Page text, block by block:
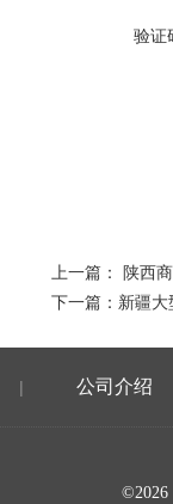
验证
上一篇：
陕西
下一篇： 新疆大
| 公司介绍
©2026